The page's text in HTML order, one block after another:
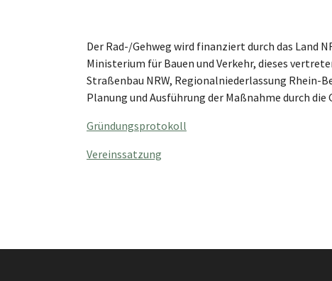
Der Rad-/Gehweg wird finanziert durch das Land
Ministerium für Bauen und Verkehr, dieses
Straßenbau NRW, Regionalniederlassung Rhein-
Planung und Ausführung der Maßnahme durch die
Gründungsprotokoll
Vereinssatzung